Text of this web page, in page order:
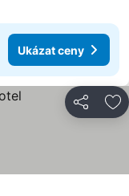
Ukázat ceny
Sdílet